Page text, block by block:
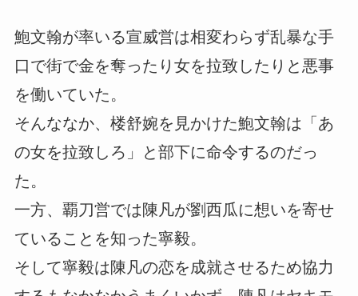
鮑文翰が率いる宣威営は相変わらず乱暴な手
口で街で金を奪ったり女を拉致したりと悪事
を働いていた。
そんななか、楼舒婉を見かけた鮑文翰は「あ
の女を拉致しろ」と部下に命令するのだっ
た。
一方、覇刀営では陳凡が劉西瓜に想いを寄せ
ていることを知った寧毅。
そして寧毅は陳凡の恋を成就させるため協力